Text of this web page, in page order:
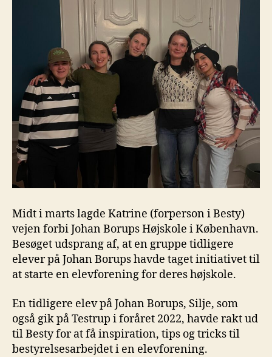
Midt i marts lagde Katrine (forperson i Besty)
vejen forbi Johan Borups Højskole i København.
Besøget udsprang af, at en gruppe tidligere
elever på Johan Borups havde taget initiativet til
at starte en elevforening for deres højskole.
En tidligere elev på Johan Borups, Silje, som
også gik på Testrup i foråret 2022, havde rakt ud
til Besty for at få inspiration, tips og tricks til
bestyrelsesarbejdet i en elevforening.